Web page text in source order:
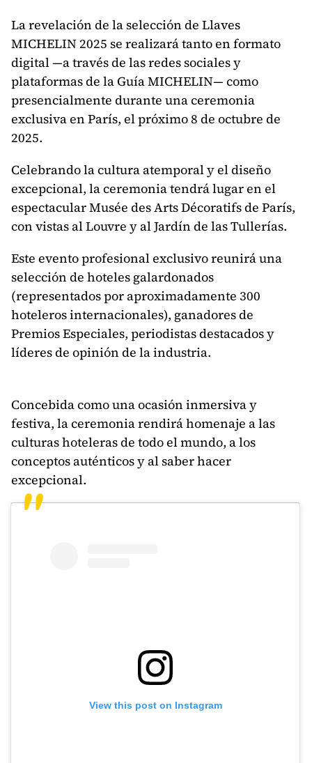
La revelación de la selección de Llaves
MICHELIN 2025 se realizará tanto en formato
digital —a través de las redes sociales y
plataformas de la Guía MICHELIN— como
presencialmente durante una ceremonia
exclusiva en París, el próximo 8 de octubre de
2025.
Celebrando la cultura atemporal y el diseño
excepcional, la ceremonia tendrá lugar en el
espectacular Musée des Arts Décoratifs de París,
con vistas al Louvre y al Jardín de las Tullerías.
Este evento profesional exclusivo reunirá una
selección de hoteles galardonados
(representados por aproximadamente 300
hoteleros internacionales), ganadores de
Premios Especiales, periodistas destacados y
líderes de opinión de la industria.
Concebida como una ocasión inmersiva y
festiva, la ceremonia rendirá homenaje a las
culturas hoteleras de todo el mundo, a los
conceptos auténticos y al saber hacer
excepcional.
View this post on Instagram